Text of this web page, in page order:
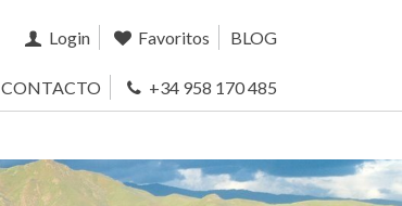
Login Favoritos BLOG
CONTACTO +34 958 170 485